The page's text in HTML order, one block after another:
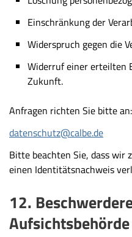
Einschränkung der
Widerspruch gegen die
Widerruf einer erteilten
Zukunft.
Anfragen richten Sie bitte an:
datenschutz@calbe.de
Bitte beachten Sie, dass wir
einen Identitätsnachweis
12.
Aufsichtsbehörde